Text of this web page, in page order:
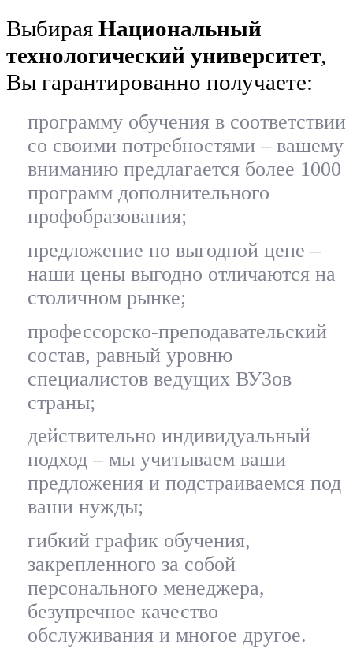
Выбирая Национальный
технологический университет,
Вы гарантированно получаете:
программу обучения в соответствии
со своими потребностями – вашему
вниманию предлагается более 1000
программ дополнительного
профобразования;
предложение по выгодной цене –
наши цены выгодно отличаются на
столичном рынке;
профессорско-преподавательский
состав, равный уровню
специалистов ведущих ВУЗов
страны;
действительно индивидуальный
подход – мы учитываем ваши
предложения и подстраиваемся под
ваши нужды;
гибкий график обучения,
закрепленного за собой
персонального менеджера,
безупречное качество
обслуживания и многое другое.